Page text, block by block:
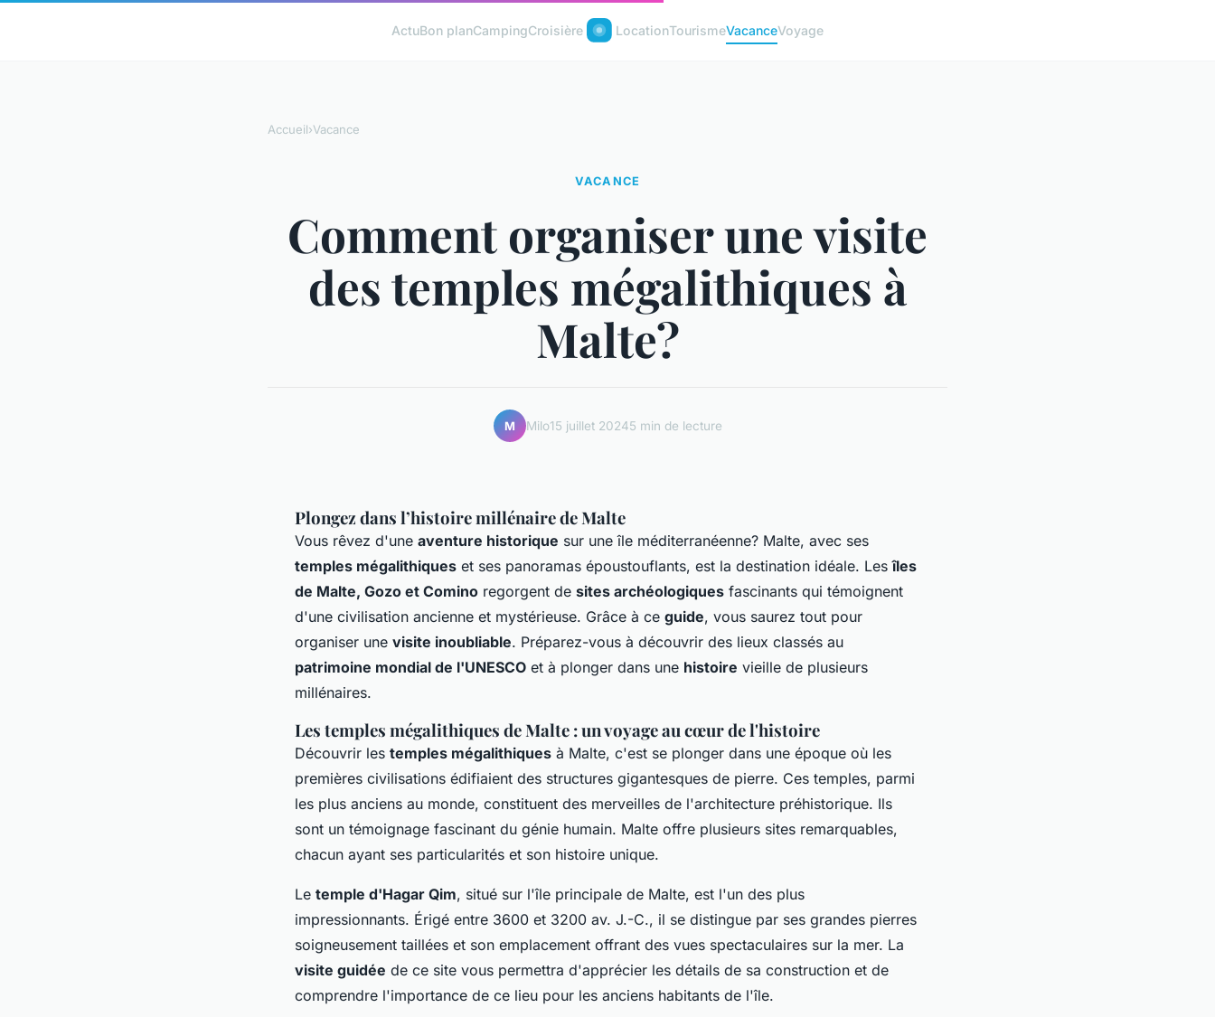
ActuBon planCampingCroisière LocationTourismeVacanceVoyage
Accueil›Vacance
VACANCE
Comment organiser une visite
des temples mégalithiques à
Malte?
M Milo15 juillet 20245 min de lecture
Plongez dans l’histoire millénaire de Malte
Vous rêvez d'une aventure historique sur une île méditerranéenne? Malte, avec ses
temples mégalithiques et ses panoramas époustouflants, est la destination idéale. Lesîles
de Malte, Gozo et Comino regorgent de sites archéologiques fascinants qui témoignent
d'une civilisation ancienne et mystérieuse. Grâce à ce guide, vous saurez tout pour
organiser une visite inoubliable. Préparez-vous à découvrir des lieux classés au
patrimoine mondial de l'UNESCO et à plonger dans une histoire vieille de plusieurs
millénaires.
Les temples mégalithiques de Malte : un voyage au cœur de l'histoire
Découvrir les temples mégalithiques à Malte, c'est se plonger dans une époque où les
premières civilisations édifiaient des structures gigantesques de pierre. Ces temples, parmi
les plus anciens au monde, constituent des merveilles de l'architecture préhistorique. Ils
sont un témoignage fascinant du génie humain. Malte offre plusieurs sites remarquables,
chacun ayant ses particularités et son histoire unique.
Le temple d'Hagar Qim, situé sur l'île principale de Malte, est l'un des plus
impressionnants. Érigé entre 3600 et 3200 av. J.-C., il se distingue par ses grandes pierres
soigneusement taillées et son emplacement offrant des vues spectaculaires sur la mer. La
visite guidée de ce site vous permettra d'apprécier les détails de sa construction et de
comprendre l'importance de ce lieu pour les anciens habitants de l'île.